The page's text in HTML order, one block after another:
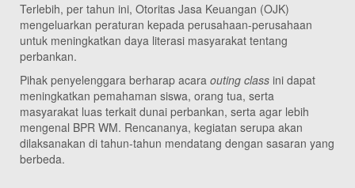
Terlebih, per tahun ini, Otoritas Jasa Keuangan (OJK)
mengeluarkan peraturan kepada perusahaan-perusahaan
untuk meningkatkan daya literasi masyarakat tentang
perbankan.
Pihak penyelenggara berharap acara outing class ini dapat
meningkatkan pemahaman siswa, orang tua, serta
masyarakat luas terkait dunai perbankan, serta agar lebih
mengenal BPR WM. Rencananya, kegiatan serupa akan
dilaksanakan di tahun-tahun mendatang dengan sasaran yang
berbeda.